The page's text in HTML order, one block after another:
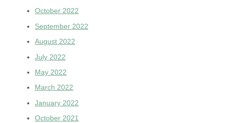
October 2022
September 2022
August 2022
July 2022
May 2022
March 2022
January 2022
October 2021